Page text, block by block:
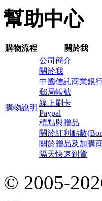
幫助中心
購物流程 關於我
購物說明
公司簡介
關於我
中國信託商業銀
郵局帳號
線上刷卡
Paypal
積點與贈品
關於紅利點數
關於贈品及加購
隔天快速到貨
© 2005-